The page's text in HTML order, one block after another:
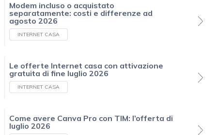
Modem incluso o acquistato
separatamente: costi e differenze ad
agosto 2026
INTERNET CASA
Le offerte Internet casa con attivazione
gratuita di fine luglio 2026
INTERNET CASA
Come avere Canva Pro con TIM: l’offerta di
luglio 2026